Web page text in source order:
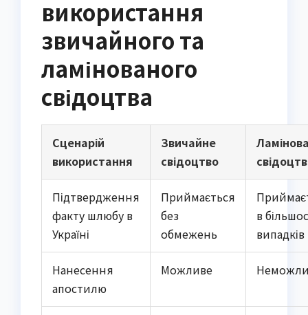
використання
звичайного та
ламінованого
свідоцтва
Сценарій
використання
Звичайне
свідоцтво
Підтвердження
факту шлюбу в
Україні
Приймається
без
обмежень
в
випадків
Нанесення
апостилю
Можливе